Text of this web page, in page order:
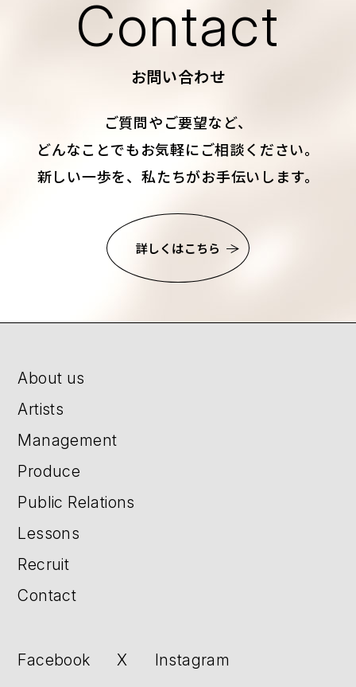
Contact
お問い合わせ
ご質問やご要望など、
どんなことでもお気軽にご相談ください。
新しい一歩を、私たちがお手伝いします。
詳しくはこちら
About us
Artists
Management
Produce
Public Relations
Lessons
Recruit
Contact
Facebook X Instagram